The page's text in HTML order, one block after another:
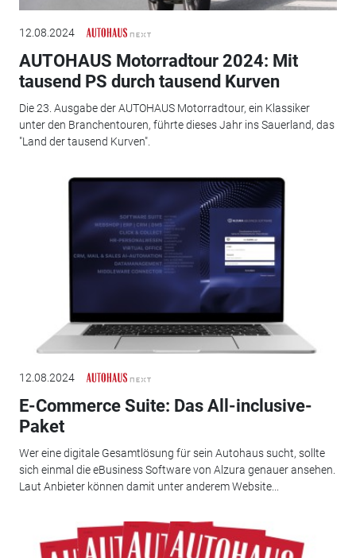
12.08.2024
AUTOHAUS Motorradtour 2024: Mit
tausend PS durch tausend Kurven
Die 23. Ausgabe der AUTOHAUS Motorradtour, ein Klassiker
unter den Branchentouren, führte dieses Jahr ins Sauerland, das
"Land der tausend Kurven".
12.08.2024
E-Commerce Suite: Das All-inclusive-
Paket
Wer eine digitale Gesamtlösung für sein Autohaus sucht, sollte
sich einmal die eBusiness Software von Alzura genauer ansehen.
Laut Anbieter können damit unter anderem Website...